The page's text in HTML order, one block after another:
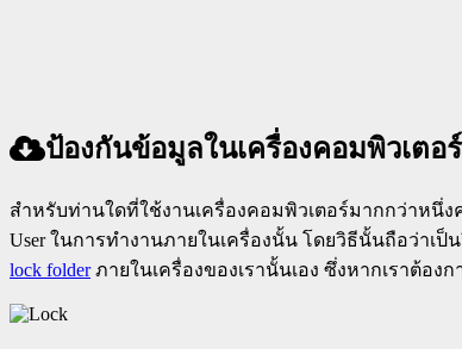
ป้องกันข้อมูลในเครื่องคอมพิวเตอ
สำหรับท่านใดที่ใช้งานเครื่องคอมพิวเตอร์มากกว่าหนึ่
User ในการทำงานภายในเครื่องนั้น โดยวิธีนั้นถือว่า
lock folderภายในเครื่องของเรานั้นเอง ซึ่งหากเราต้อง